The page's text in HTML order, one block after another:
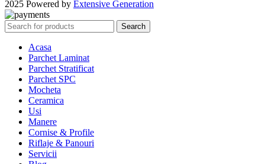
2025 Powered by Extensive Generation
Search
Acasa
Parchet Laminat
Parchet Stratificat
Parchet SPC
Mocheta
Ceramica
Usi
Manere
Cornise & Profile
Riflaje & Panouri
Servicii